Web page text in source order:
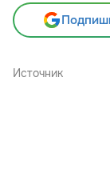
Источник